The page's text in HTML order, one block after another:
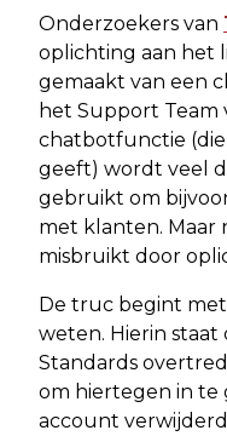
Onderzoekers van
oplichting aan het
gemaakt van een
het Support Team
chatbotfunctie
geeft) wordt veel
gebruikt om
met klanten.
misbruikt door
De truc begint
weten. Hierin
Standards
om hiertegen in te
account